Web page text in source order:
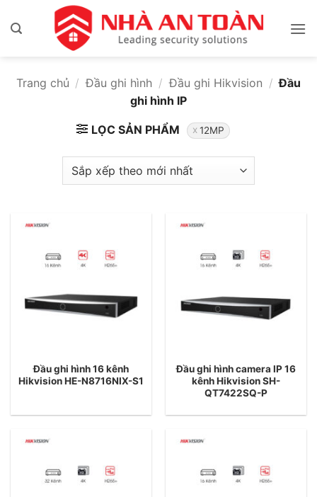
qua
Trang chủ / Đầu ghi hình / Đầu ghi Hikvision / Đầu
ghi hình IP
LỌC SẢN PHẨM 12MP
Đầu ghi hình 16 kênh
Hikvision HE-N8716NIX-S1
Đầu ghi hình camera IP 16
kênh Hikvision SH-
QT7422SQ-P